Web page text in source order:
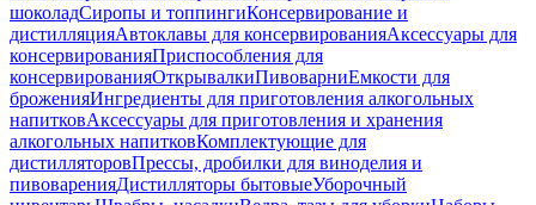
шоколадСиропы и топпингиКонсервирование и
дистилляцияАвтоклавы для консервированияАксессуары для
консервированияПриспособления для
консервированияОткрывалкиПивоварниЕмкости для
броженияИнгредиенты для приготовления алкогольных
напитковАксессуары для приготовления и хранения
алкогольных напитковКомплектующие для
дистилляторовПрессы, дробилки для виноделия и
пивоваренияДистилляторы бытовыеУборочный